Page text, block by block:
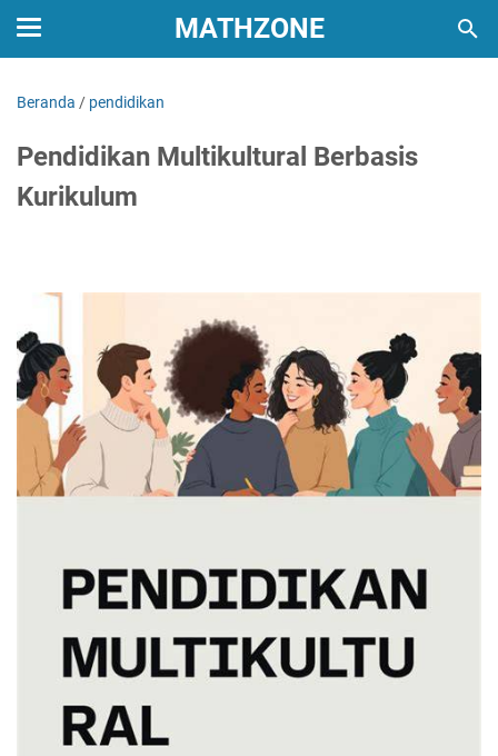
MATHZONE
Beranda / pendidikan
Pendidikan Multikultural Berbasis
Kurikulum